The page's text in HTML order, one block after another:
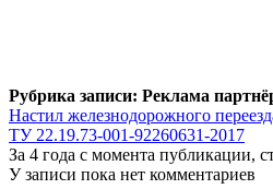
Рубрика записи: Реклама
Настил железнодорожного
ТУ 22.19.73-001-92260631-2017
За 4 года с момента публикации,
У записи пока нет комментариев